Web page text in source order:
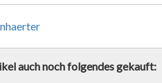
auch noch folgendes gekauft: